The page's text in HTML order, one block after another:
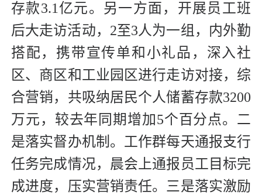
存款3.1亿元。另一方面，开展员工班
后大走访活动，2至3人为一组，内外勤
搭配，携带宣传单和小礼品，深入社
区、商区和工业园区进行走访对接，综
合营销，共吸纳居民个人储蓄存款3200
万元，较去年同期增加5个百分点。二
是落实督办机制。工作群每天通报支行
任务完成情况，晨会上通报员工目标完
成进度，压实营销责任。三是落实激励